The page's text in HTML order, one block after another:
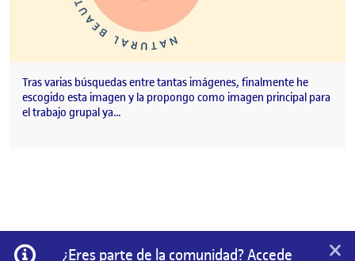
Tras varias búsquedas entre tantas imágenes, finalmente he
escogido esta imagen y la propongo como imagen principal para
el trabajo grupal ya…
Información
¿Eres parte de la comunidad? Accede ×